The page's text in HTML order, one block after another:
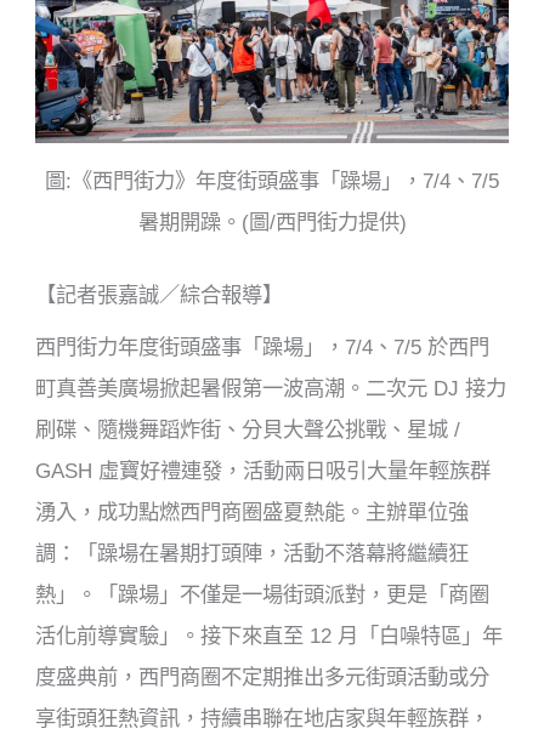
圖:《西門街力》年度街頭盛事「躁場」，7/4、7/5
暑期開躁。(圖/西門街力提供)
【記者張嘉誠／綜合報導】
西門街力年度街頭盛事「躁場」，7/4、7/5 於西門
町真善美廣場掀起暑假第一波高潮。二次元 DJ 接力
刷碟、隨機舞蹈炸街、分貝大聲公挑戰、星城 /
GASH 虛寶好禮連發，活動兩日吸引大量年輕族群
湧入，成功點燃西門商圈盛夏熱能。主辦單位強
調：「躁場在暑期打頭陣，活動不落幕將繼續狂
熱」。「躁場」不僅是一場街頭派對，更是「商圈
活化前導實驗」。接下來直至 12 月「白噪特區」年
度盛典前，西門商圈不定期推出多元街頭活動或分
享街頭狂熱資訊，持續串聯在地店家與年輕族群，